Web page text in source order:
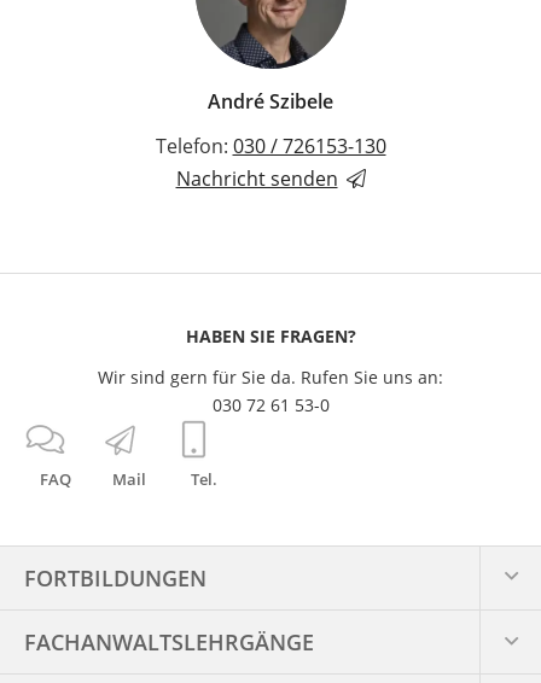
André Szibele
Telefon: 030 / 726153-130
Nachricht senden
FAQ Mail Tel.
HABEN SIE FRAGEN?
Wir sind gern für Sie da. Rufen Sie uns an:
030 72 61 53-0
FORTBILDUNGEN
FACHANWALTS­LEHRGÄNGE